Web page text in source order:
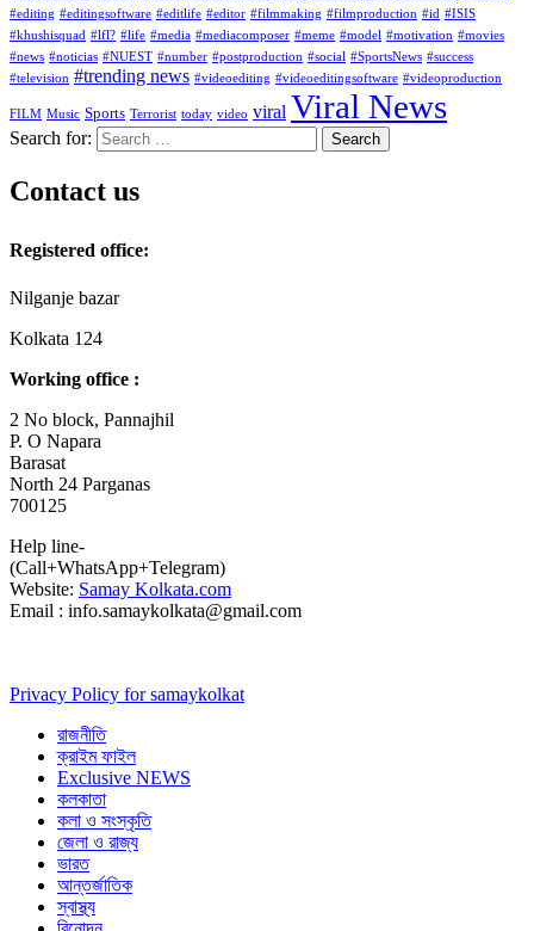
#editing #editingsoftware #editlife #editor #filmmaking #filmproduction #id #ISIS
#khushisquad #lfl? #life #media #mediacomposer #meme #model #motivation #movies
#news #noticias #NUEST #number #postproduction #social #SportsNews #success
#television #trending news #videoediting #videoeditingsoftware #videoproduction
FILM Music Sports Terrorist today video viral Viral News
Search for:
Contact us
Registered office:
Nilganje bazar
Kolkata 124
Working office :
2 No block, Pannajhil
P. O Napara
Barasat
North 24 Parganas
700125
Help line-
(Call+WhatsApp+Telegram)
Website: Samay Kolkata.com
Email : info.samaykolkata@gmail.com
Privacy Policy for samaykolkat
রাজনীতি
ক্রাইম ফাইল
Exclusive NEWS
কলকাতা
কলা ও সংস্কৃতি
জেলা ও রাজ্য
ভারত
আন্তর্জাতিক
স্বাস্থ্য